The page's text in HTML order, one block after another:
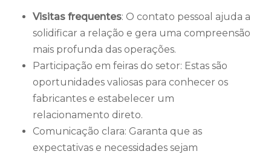
Visitas frequentes: O contato pessoal ajuda a
solidificar a relação e gera uma compreensão
mais profunda das operações.
Participação em feiras do setor: Estas são
oportunidades valiosas para conhecer os
fabricantes e estabelecer um
relacionamento direto.
Comunicação clara: Garanta que as
expectativas e necessidades sejam